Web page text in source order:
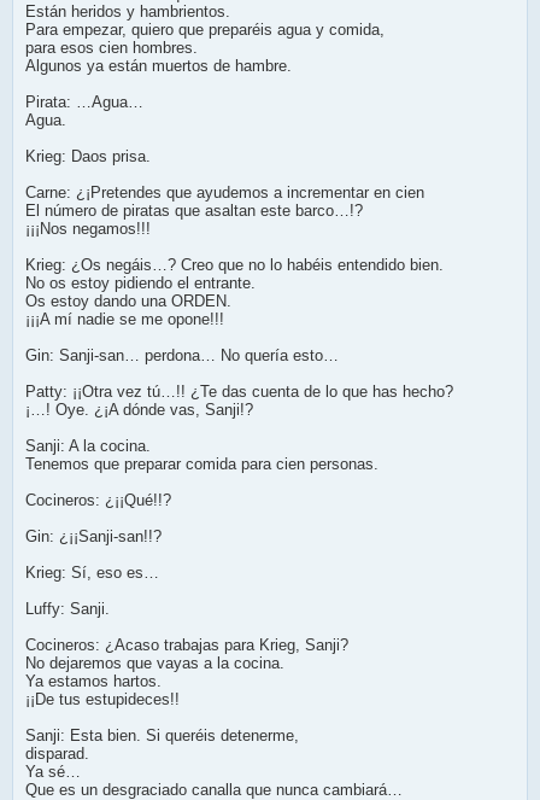
Están heridos y hambrientos.
Para empezar, quiero que preparéis agua y comida,
para esos cien hombres.
Algunos ya están muertos de hambre.
Pirata: …Agua…
Agua.
Krieg: Daos prisa.
Carne: ¿¡Pretendes que ayudemos a incrementar en cien
El número de piratas que asaltan este barco…!?
¡¡¡Nos negamos!!!
Krieg: ¿Os negáis…? Creo que no lo habéis entendido bien.
No os estoy pidiendo el entrante.
Os estoy dando una ORDEN.
¡¡¡A mí nadie se me opone!!!
Gin: Sanji-san… perdona… No quería esto…
Patty: ¡¡Otra vez tú…!! ¿Te das cuenta de lo que has hecho?
¡…! Oye. ¿¡A dónde vas, Sanji!?
Sanji: A la cocina.
Tenemos que preparar comida para cien personas.
Cocineros: ¿¡¡Qué!!?
Gin: ¿¡¡Sanji-san!!?
Krieg: Sí, eso es…
Luffy: Sanji.
Cocineros: ¿Acaso trabajas para Krieg, Sanji?
No dejaremos que vayas a la cocina.
Ya estamos hartos.
¡¡De tus estupideces!!
Sanji: Esta bien. Si queréis detenerme,
disparad.
Ya sé…
Que es un desgraciado canalla que nunca cambiará…